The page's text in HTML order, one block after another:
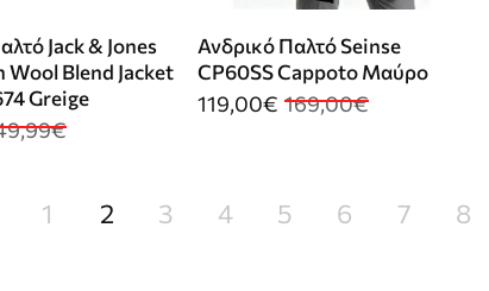
Jack & Jones
Wool Blend Jacket
Greige
Ανδρικό Παλτό Seinse
CP60SS Cappoto Μαύρο
119,00€ 169,00€
1 2 3 4 5 6 7 8